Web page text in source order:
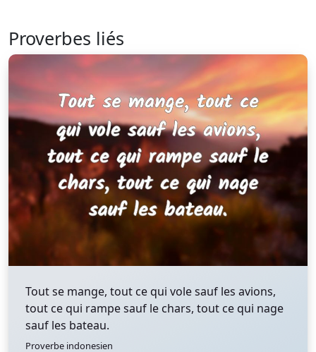
Proverbes liés
Tout se mange, tout ce qui vole sauf les avions,
tout ce qui rampe sauf le chars, tout ce qui nage
sauf les bateau.
Proverbe indonesien